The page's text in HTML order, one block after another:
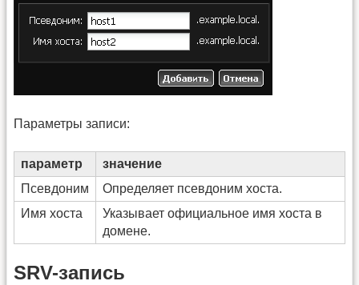
Параметры записи:
параметр
значение
Псевдоним
Определяет псевдоним хоста.
Имя хоста
Указывает официальное имя хоста в
домене.
SRV-запись